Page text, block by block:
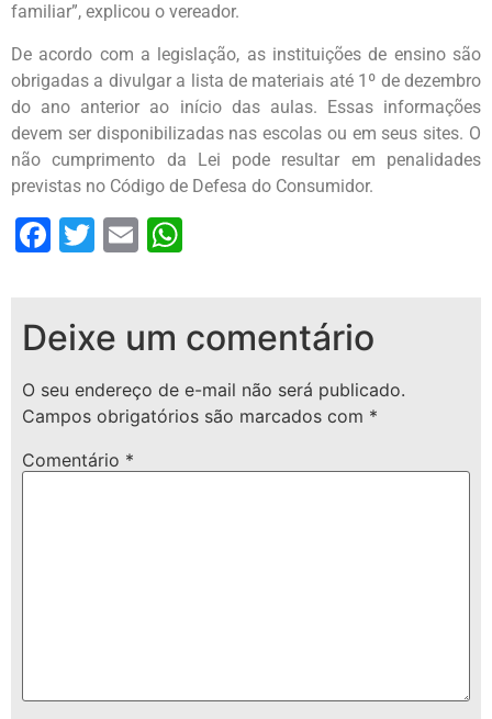
familiar”, explicou o vereador.
De acordo com a legislação, as instituições de ensino são
obrigadas a divulgar a lista de materiais até 1º de dezembro
do ano anterior ao início das aulas. Essas informações
devem ser disponibilizadas nas escolas ou em seus sites. O
não cumprimento da Lei pode resultar em penalidades
previstas no Código de Defesa do Consumidor.
Facebook
Twitter
Email
Deixe um comentário
O seu endereço de e-mail não será publicado.
Campos obrigatórios são marcados com *
Comentário *